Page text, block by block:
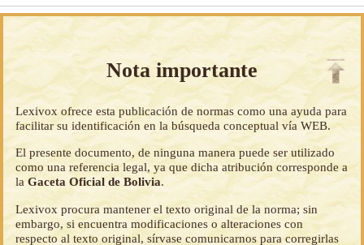
Nota importante
Lexivox ofrece esta publicación de normas como una ayuda para
facilitar su identificación en la búsqueda conceptual vía WEB.
El presente documento, de ninguna manera puede ser utilizado
como una referencia legal, ya que dicha atribución corresponde a
laGaceta Oficial de Bolivia.
Lexivox procura mantener el texto original de la norma; sin
embargo, si encuentra modificaciones o alteraciones con
respecto al texto original, sírvase comunicarnos para corregirlas